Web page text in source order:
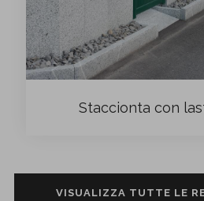
Staccionta con
VISUALIZZA TUTTE LE